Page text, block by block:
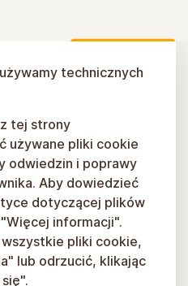
technicznych
tej strony
używane pliki cookie
odwiedzin i poprawy
Aby dowiedzieć
dotyczącej plików
informacji".
pliki cookie,
lub odrzucić, klikając